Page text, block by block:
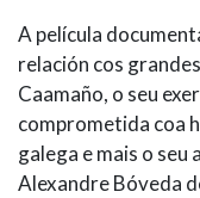
A película
relación cos
Caamaño, o seu
comprometida coa
galega e mais o seu
Alexandre Bóveda